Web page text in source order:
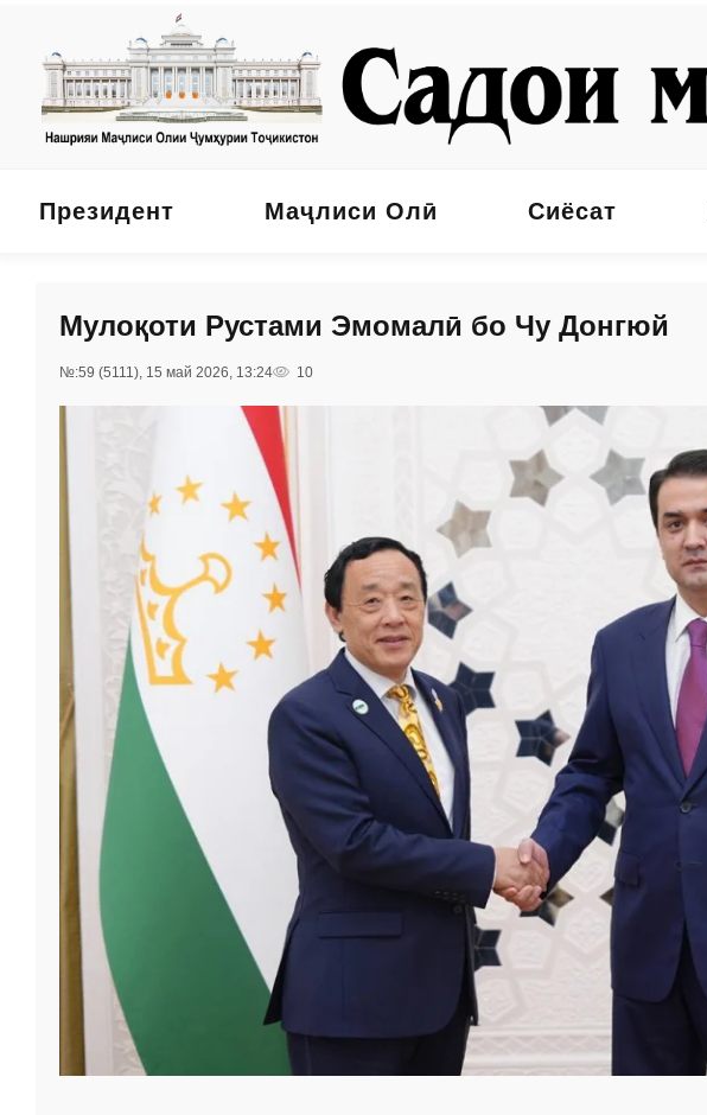
Президент Маҷлиси Олӣ Сиёсат
Мулоқоти Рустами Эмомалӣ бо Чу Донгюй
№:59 (5111), 15 май 2026, 13:24 10